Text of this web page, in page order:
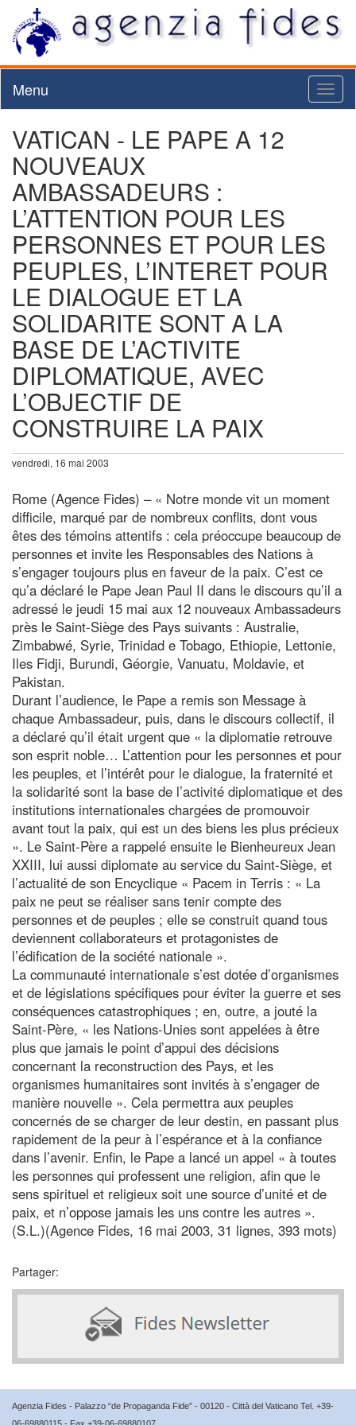
Menu
VATICAN - LE PAPE A 12
NOUVEAUX
AMBASSADEURS :
L’ATTENTION POUR LES
PERSONNES ET POUR LES
PEUPLES, L’INTERET POUR
LE DIALOGUE ET LA
SOLIDARITE SONT A LA
BASE DE L’ACTIVITE
DIPLOMATIQUE, AVEC
L’OBJECTIF DE
CONSTRUIRE LA PAIX
vendredi, 16 mai 2003
Rome (Agence Fides) – « Notre monde vit un moment
difficile, marqué par de nombreux conflits, dont vous
êtes des témoins attentifs : cela préoccupe beaucoup de
personnes et invite les Responsables des Nations à
s’engager toujours plus en faveur de la paix. C’est ce
qu’a déclaré le Pape Jean Paul II dans le discours qu’il a
adressé le jeudi 15 mai aux 12 nouveaux Ambassadeurs
près le Saint-Siège des Pays suivants : Australie,
Zimbabwé, Syrie, Trinidad e Tobago, Ethiopie, Lettonie,
Iles Fidji, Burundi, Géorgie, Vanuatu, Moldavie, et
Pakistan.
Durant l’audience, le Pape a remis son Message à
chaque Ambassadeur, puis, dans le discours collectif, il
a déclaré qu’il était urgent que « la diplomatie retrouve
son esprit noble… L’attention pour les personnes et pour
les peuples, et l’intérêt pour le dialogue, la fraternité et
la solidarité sont la base de l’activité diplomatique et des
institutions internationales chargées de promouvoir
avant tout la paix, qui est un des biens les plus précieux
». Le Saint-Père a rappelé ensuite le Bienheureux Jean
XXIII, lui aussi diplomate au service du Saint-Siège, et
l’actualité de son Encyclique « Pacem in Terris : « La
paix ne peut se réaliser sans tenir compte des
personnes et de peuples ; elle se construit quand tous
deviennent collaborateurs et protagonistes de
l’édification de la société nationale ».
La communauté internationale s’est dotée d’organismes
et de législations spécifiques pour éviter la guerre et ses
conséquences catastrophiques ; en, outre, a jouté la
Saint-Père, « les Nations-Unies sont appelées à être
plus que jamais le point d’appui des décisions
concernant la reconstruction des Pays, et les
organismes humanitaires sont invités à s’engager de
manière nouvelle ». Cela permettra aux peuples
concernés de se charger de leur destin, en passant plus
rapidement de la peur à l’espérance et à la confiance
dans l’avenir. Enfin, le Pape a lancé un appel « à toutes
les personnes qui professent une religion, afin que le
sens spirituel et religieux soit une source d’unité et de
paix, et n’oppose jamais les uns contre les autres ».
(S.L.)(Agence Fides, 16 mai 2003, 31 lignes, 393 mots)
Partager:
Agenzia Fides - Palazzo “de Propaganda Fide” - 00120 - Città del Vaticano Tel. +39-